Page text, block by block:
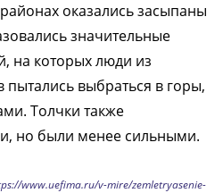
оказались засыпаны
значительные
на которых люди из
выбраться в горы,
Толчки также
но были менее сильными.
www.uefima.ru/v-mire/zemletryasenie-